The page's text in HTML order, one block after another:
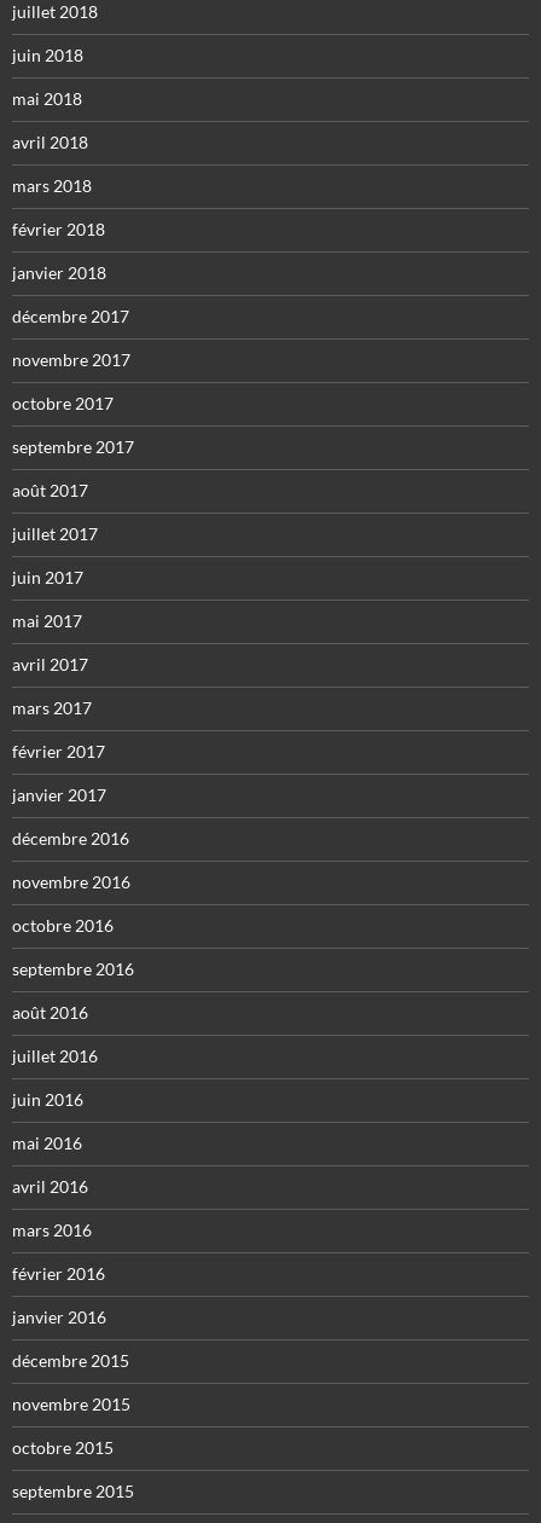
juillet 2018
juin 2018
mai 2018
avril 2018
mars 2018
février 2018
janvier 2018
décembre 2017
novembre 2017
octobre 2017
septembre 2017
août 2017
juillet 2017
juin 2017
mai 2017
avril 2017
mars 2017
février 2017
janvier 2017
décembre 2016
novembre 2016
octobre 2016
septembre 2016
août 2016
juillet 2016
juin 2016
mai 2016
avril 2016
mars 2016
février 2016
janvier 2016
décembre 2015
novembre 2015
octobre 2015
septembre 2015